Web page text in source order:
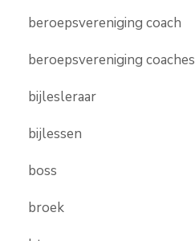
beroepsvereniging coach
beroepsvereniging coaches
bijlesleraar
bijlessen
boss
broek